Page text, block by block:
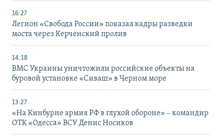
16:27
Легион «Свобода России» показал кадры разведки
моста через Керченский пролив
14:18
ВМС Украины уничтожили российские объекты на
буровой установке «Сиваш» в Черном море
13:27
«На Кинбурне армия РФ в глухой обороне» – командир
ОТК «Одесса» ВСУ Денис Носиков